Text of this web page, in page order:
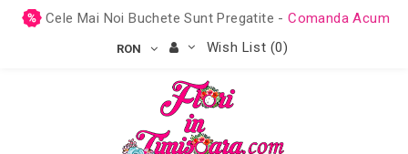
Cele Mai Noi Buchete Sunt Pregatite -Comanda Acum
RON Wish List (0)